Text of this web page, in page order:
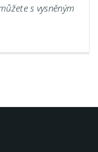
s vysněným